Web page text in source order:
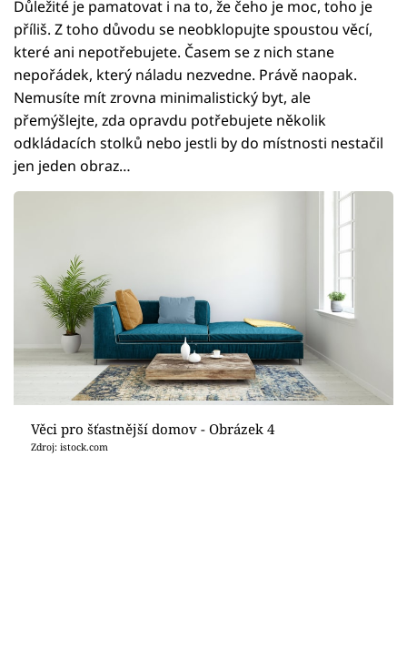
Důležité je pamatovat i na to, že čeho je moc, toho je
příliš. Z toho důvodu se neobklopujte spoustou věcí,
které ani nepotřebujete. Časem se z nich stane
nepořádek, který náladu nezvedne. Právě naopak.
Nemusíte mít zrovna minimalistický byt, ale
přemýšlejte, zda opravdu potřebujete několik
odkládacích stolků nebo jestli by do místnosti nestačil
jen jeden obraz…
Věci pro šťastnější domov - Obrázek 4
Zdroj: istock.com